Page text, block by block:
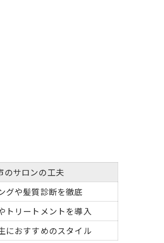
のサロンの工夫
グや髪質診断を徹底
トリートメントを導入
におすすめのスタイル